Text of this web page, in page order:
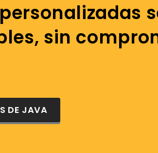
sin
DE JAVA